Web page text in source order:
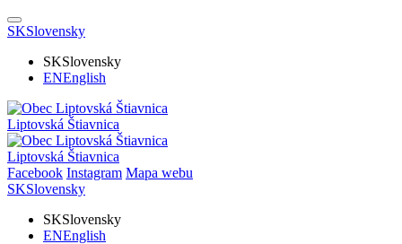
SKSlovensky
SKSlovensky
ENEnglish
Liptovská Štiavnica
Liptovská Štiavnica
Facebook Instagram Mapa webu
SKSlovensky
SKSlovensky
ENEnglish